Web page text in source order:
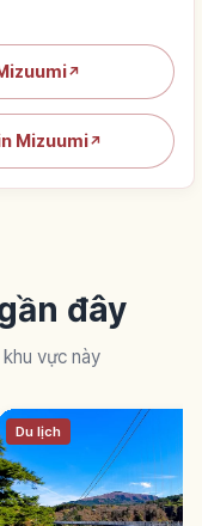
↗
Mizuumi↗
đây
vực này
Du lịch